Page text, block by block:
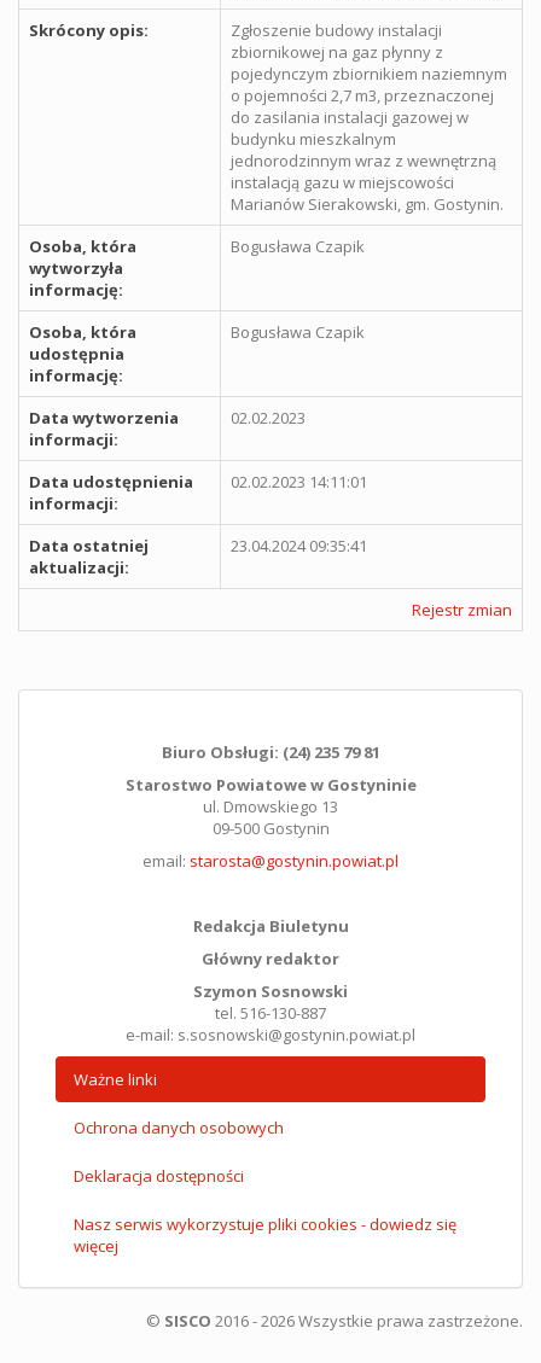
Skrócony opis:
Zgłoszenie budowy instalacji
zbiornikowej na gaz płynny z
pojedynczym zbiornikiem naziemnym
o pojemności 2,7 m3, przeznaczonej
do zasilania instalacji gazowej w
budynku mieszkalnym
jednorodzinnym wraz z wewnętrzną
instalacją gazu w miejscowości
Marianów Sierakowski, gm. Gostynin.
Osoba, która
wytworzyła
informację:
Bogusława Czapik
Osoba, która
udostępnia
informację:
Bogusława Czapik
Data wytworzenia
informacji:
02.02.2023
Data udostępnienia
informacji:
02.02.2023 14:11:01
Data ostatniej
aktualizacji:
23.04.2024 09:35:41
Rejestr zmian
Biuro Obsługi: (24) 235 79 81
Starostwo Powiatowe w Gostyninie
ul. Dmowskiego 13
09-500 Gostynin
email: starosta@gostynin.powiat.pl
Redakcja Biuletynu
Główny redaktor
Szymon Sosnowski
tel. 516-130-887
e-mail: s.sosnowski@gostynin.powiat.pl
Ważne linki
Ochrona danych osobowych
Deklaracja dostępności
Nasz serwis wykorzystuje pliki cookies - dowiedz się
więcej
© SISCO 2016 - 2026 Wszystkie prawa zastrzeżone.